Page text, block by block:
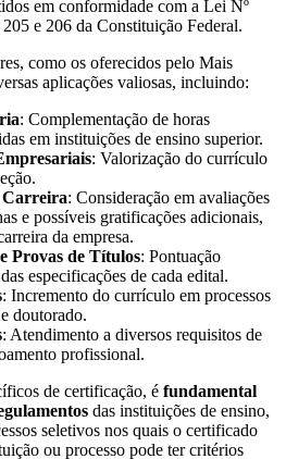
em conformidade com a Lei Nº
e 206 da Constituição Federal.
como os oferecidos pelo Mais
aplicações valiosas, incluindo:
: Complementação de horas
em instituições de ensino superior.
: Valorização do currículo
Carreira: Consideração em avaliações
e possíveis gratificações adicionais,
da empresa.
Provas de Títulos: Pontuação
especificações de cada edital.
: Incremento do currículo em processos
doutorado.
: Atendimento a diversos requisitos de
profissional.
de certificação, é fundamental
das instituições de ensino,
seletivos nos quais o certificado
ou processo pode ter critérios